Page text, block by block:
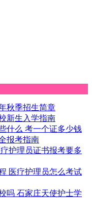
秋季招生简章
新生入学指南
什么 考一个证多少钱
报考指南
护理员证书报考要多
医疗护理员怎么考试
吗 石家庄天使护士学